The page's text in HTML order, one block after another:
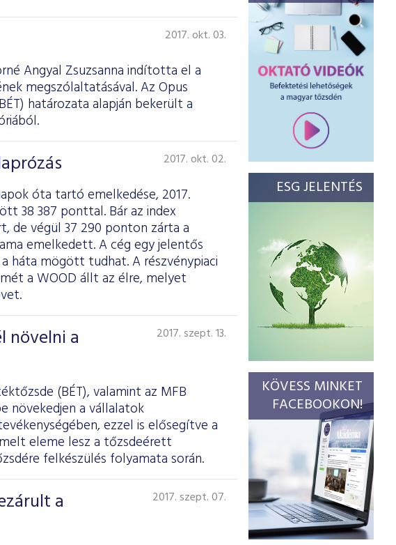
2017. okt. 03.
Angyal Zsuzsanna indította el a
megszólaltatásával. Az Opus
határozata alapján bekerült a
2017. okt. 02.
óta tartó emelkedése, 2017.
38 387 ponttal. Bár az index
végül 37 290 ponton zárta a
emelkedett. A cég egy jelentős
háta mögött tudhat. A részvénypiaci
a WOOD állt az élre, melyet
növelni a
2017. szept. 13.
(BÉT), valamint az MFB
növekedjen a vállalatok
ezzel is elősegítve a
eleme lesz a tőzsdeérett
felkészülés folyamata során.
a
2017. szept. 07.
ESG JELENTÉS
KÖVESS MINKET
FACEBOOKON!